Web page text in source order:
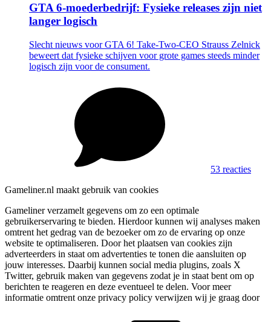
GTA 6-moederbedrijf: Fysieke releases zijn niet
langer logisch
Slecht nieuws voor GTA 6! Take-Two-CEO Strauss Zelnick
beweert dat fysieke schijven voor grote games steeds minder
logisch zijn voor de consument.
53 reacties
Gameliner.nl maakt gebruik van cookies
Gameliner verzamelt gegevens om zo een optimale
gebruikerservaring te bieden. Hierdoor kunnen wij analyses maken
omtrent het gedrag van de bezoeker om zo de ervaring op onze
website te optimaliseren. Door het plaatsen van cookies zijn
adverteerders in staat om advertenties te tonen die aansluiten op
jouw interesses. Daarbij kunnen social media plugins, zoals X
Twitter, gebruik maken van gegevens zodat je in staat bent om op
berichten te reageren en deze eventueel te delen. Voor meer
informatie omtrent onze privacy policy verwijzen wij je graag door